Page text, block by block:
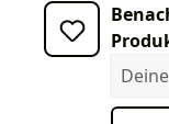
Deine